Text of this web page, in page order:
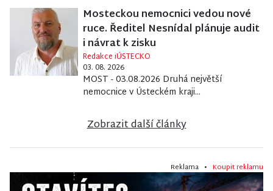
Mosteckou nemocnici vedou nové
ruce. Ředitel Nesnídal plánuje audit
i návrat k zisku
Redakce iÚSTECKO
03. 08. 2026
MOST - 03.08.2026 Druhá největší
nemocnice v Ústeckém kraji...
Zobrazit další články
Reklama • Koupit reklamu